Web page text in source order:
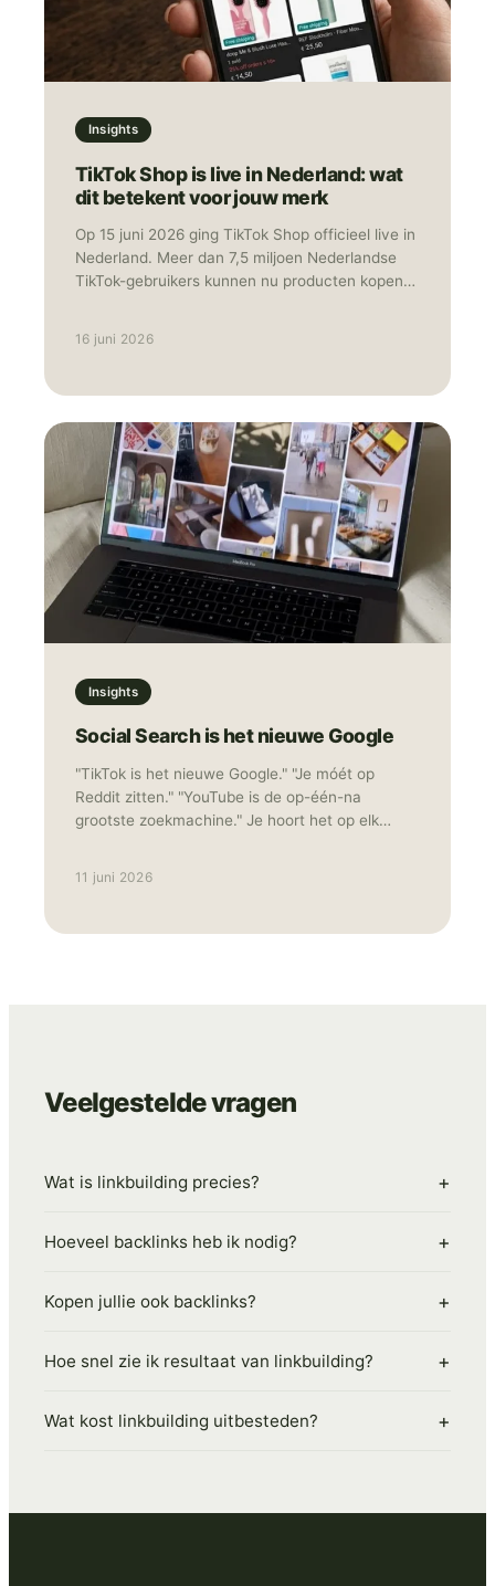
Insights
TikTok Shop is live in Nederland: wat
dit betekent voor jouw merk
Op 15 juni 2026 ging TikTok Shop officieel live in
Nederland. Meer dan 7,5 miljoen Nederlandse
TikTok-gebruikers kunnen nu producten kopen
scherm. Tegelijk met Nederland lanceerde
Daarmee is het platform nu actief in negen
Europese landen. Social commerce, waarbij
winkelen en social media samenkomen in één
omgeving, is daarmee geen toekomstmuziek
meer, maar gewoon realiteit. In deze blog
leggen we uit hoe TikTok Shop werkt, wat de
kansen zijn voor Nederlandse merken en hoe je
als merk of marketeer snel kunt instappen.
16 juni 2026
Insights
Social Search is het nieuwe Google
"TikTok is het nieuwe Google." "Je móét op
Reddit zitten." "YouTube is de op-één-na
grootste zoekmachine." Je hoort het op elk
aanwezig zijn met middelmatige content die
TikTok advertising specialist ziet TNG dat 80%
11 juni 2026
Veelgestelde vragen
Wat is linkbuilding precies? +
Hoeveel backlinks heb ik nodig? +
Kopen jullie ook backlinks? +
Hoe snel zie ik resultaat van linkbuilding? +
Wat kost linkbuilding uitbesteden? +